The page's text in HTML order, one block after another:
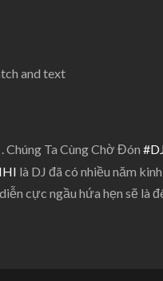
Chúng Ta Cùng Chờ Đón
là DJ đã có nhiều năm
cực ngầu hứa hẹn sẽ là